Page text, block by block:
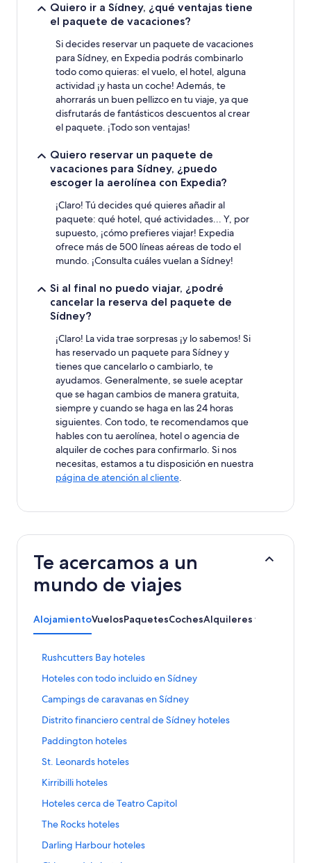
Quiero ir a Sídney, ¿qué ventajas tiene
el paquete de vacaciones?
Si decides reservar un paquete de vacaciones
para Sídney, en Expedia podrás combinarlo
todo como quieras: el vuelo, el hotel, alguna
actividad ¡y hasta un coche! Además, te
ahorrarás un buen pellizco en tu viaje, ya que
disfrutarás de fantásticos descuentos al crear
el paquete. ¡Todo son ventajas!
Quiero reservar un paquete de
vacaciones para Sídney, ¿puedo
escoger la aerolínea con Expedia?
¡Claro! Tú decides qué quieres añadir al
paquete: qué hotel, qué actividades... Y, por
supuesto, ¡cómo prefieres viajar! Expedia
ofrece más de 500 líneas aéreas de todo el
mundo. ¡Consulta cuáles vuelan a Sídney!
Si al final no puedo viajar, ¿podré
cancelar la reserva del paquete de
Sídney?
¡Claro! La vida trae sorpresas ¡y lo sabemos! Si
has reservado un paquete para Sídney y
tienes que cancelarlo o cambiarlo, te
ayudamos. Generalmente, se suele aceptar
que se hagan cambios de manera gratuita,
siempre y cuando se haga en las 24 horas
siguientes. Con todo, te recomendamos que
hables con tu aerolínea, hotel o agencia de
alquiler de coches para confirmarlo. Si nos
necesitas, estamos a tu disposición en nuestra
página de atención al cliente.
Te acercamos a un
mundo de viajes
AlojamientoVuelosPaquetesCochesAlquileres
Rushcutters Bay hoteles
E
l
a
c
e
u
e
a
b
e
l
a
p
Hoteles con todo incluido en Sídney
E
l
a
c
e
u
e
a
b
e
l
a
Campings de caravanas en Sídney
E
l
a
c
e
u
e
a
b
e
Distrito financiero central de Sídney hoteles
E
l
a
c
e
u
e
a
b
Paddington hoteles
E
l
a
c
e
u
e
a
St. Leonards hoteles
E
l
a
c
e
u
Kirribilli hoteles
E
l
a
c
e
Hoteles cerca de Teatro Capitol
E
a
c
The Rocks hoteles
E
lDarling Harbour hoteles
E